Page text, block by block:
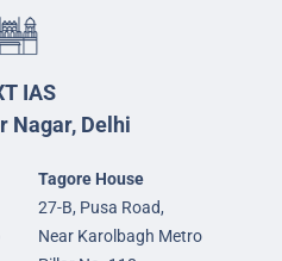
IAS
Nagar, Delhi
Tagore House
27-B, Pusa Road,
Near Karolbagh Metro